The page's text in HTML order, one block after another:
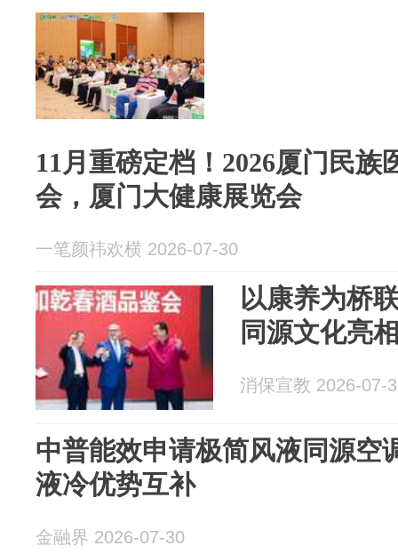
11月重磅定档！2026厦门民族
会，厦门大健康展览会
一笔颜祎欢横 2026-07-30
以康养为桥
同源文化亮
消保宣教 2026-07-
中普能效申请极简风液同源空
液冷优势互补
金融界 2026-07-30